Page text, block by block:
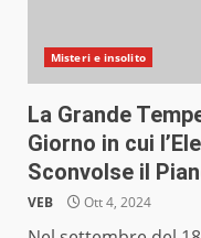
Misteri e insolito
La Grande
Giorno in cui
Sconvolse il
VEB Ott 4, 2024